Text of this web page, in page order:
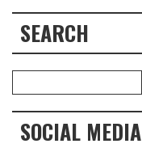
SEARCH
SOCIAL MEDIA